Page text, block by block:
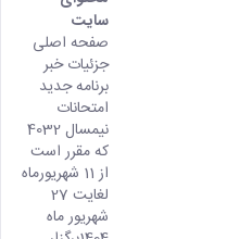
سایت
صفحه اصلی
جزئیات خبر
برنامه جدید
امتحانات
نیمسال 4032
که مقرر است
از 11 شهریورماه
لغایت 27
شهریور ماه